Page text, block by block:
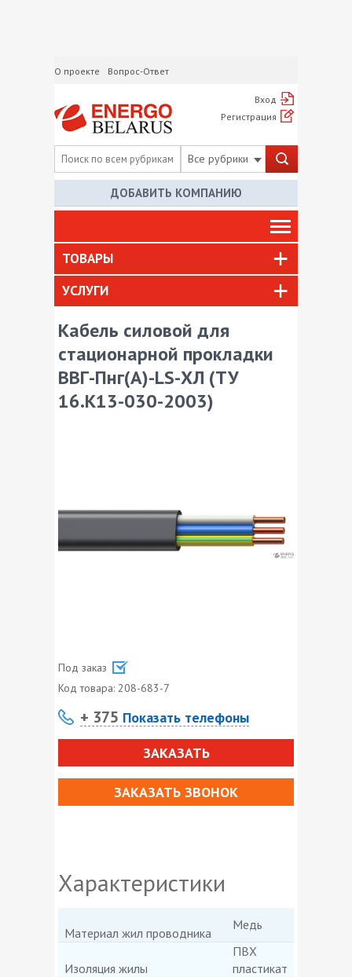
О проекте Вопрос-Ответ
Вход
Регистрация
Все рубрики
ДОБАВИТЬ КОМПАНИЮ
ТОВАРЫ
УСЛУГИ
Кабель силовой для
стационарной прокладки
ВВГ-Пнг(А)-LS-ХЛ (ТУ
16.К13-030-2003)
Под заказ
Код товара: 208-683-7
+ 375 Показать телефоны
ЗАКАЗАТЬ
ЗАКАЗАТЬ ЗВОНОК
Характеристики
Материал жил проводника
Медь
Изоляция жилы
ПВХ
пластикат